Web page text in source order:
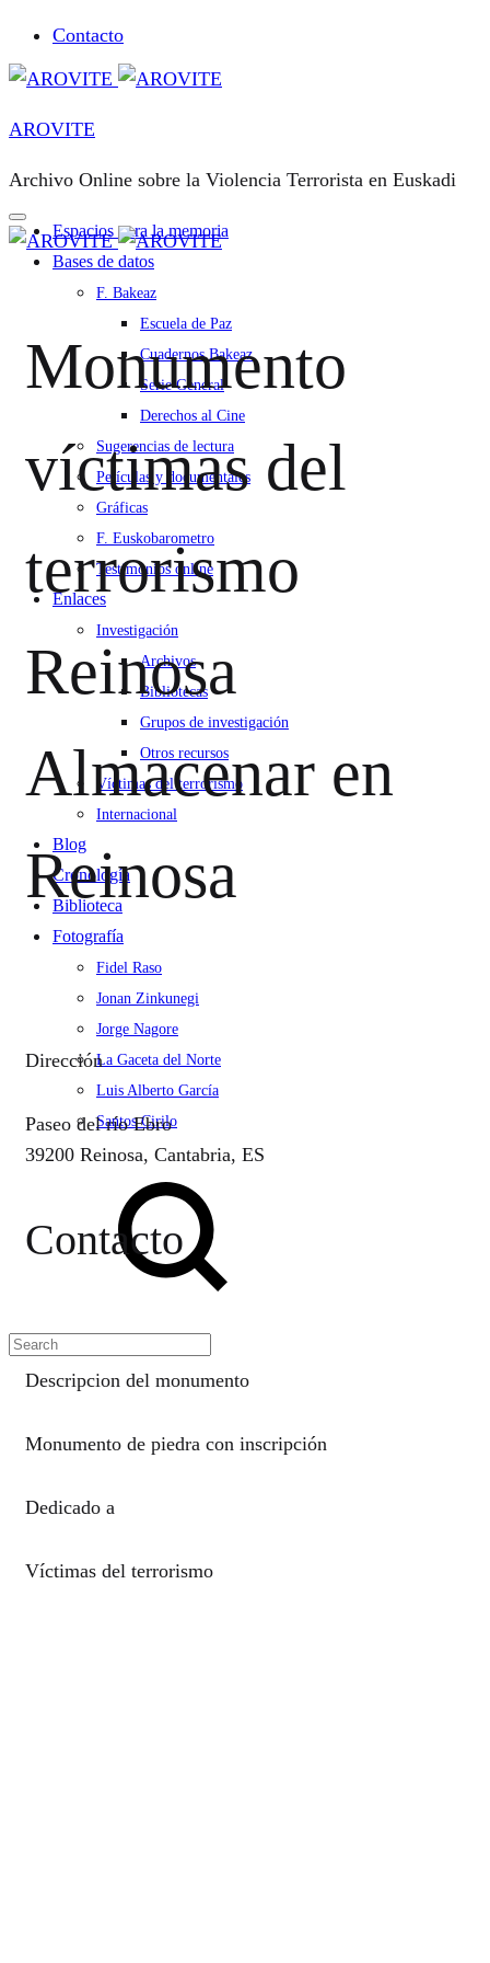
Contacto
AROVITE
Archivo Online sobre la Violencia Terrorista en Euskadi
Espacios para la memoria
Bases de datos
F. Bakeaz
Escuela de Paz
Cuadernos Bakeaz
Serie General
Derechos al Cine
Sugerencias de lectura
Películas y documentales
Gráficas
F. Euskobarometro
Testimonios online
Enlaces
Investigación
Archivos
Bibliotecas
Grupos de investigación
Otros recursos
Víctimas del terrorismo
Internacional
Blog
Cronología
Biblioteca
Fotografía
Fidel Raso
Jonan Zinkunegi
Jorge Nagore
La Gaceta del Norte
Luis Alberto García
Santos Cirilo
Monumento
víctimas del
terrorismo
Reinosa
Almacenar en
Reinosa
Dirección
Paseo del río Ebro
39200 Reinosa, Cantabria, ES
Contacto
Descripcion del monumento
Monumento de piedra con inscripción
Dedicado a
Víctimas del terrorismo